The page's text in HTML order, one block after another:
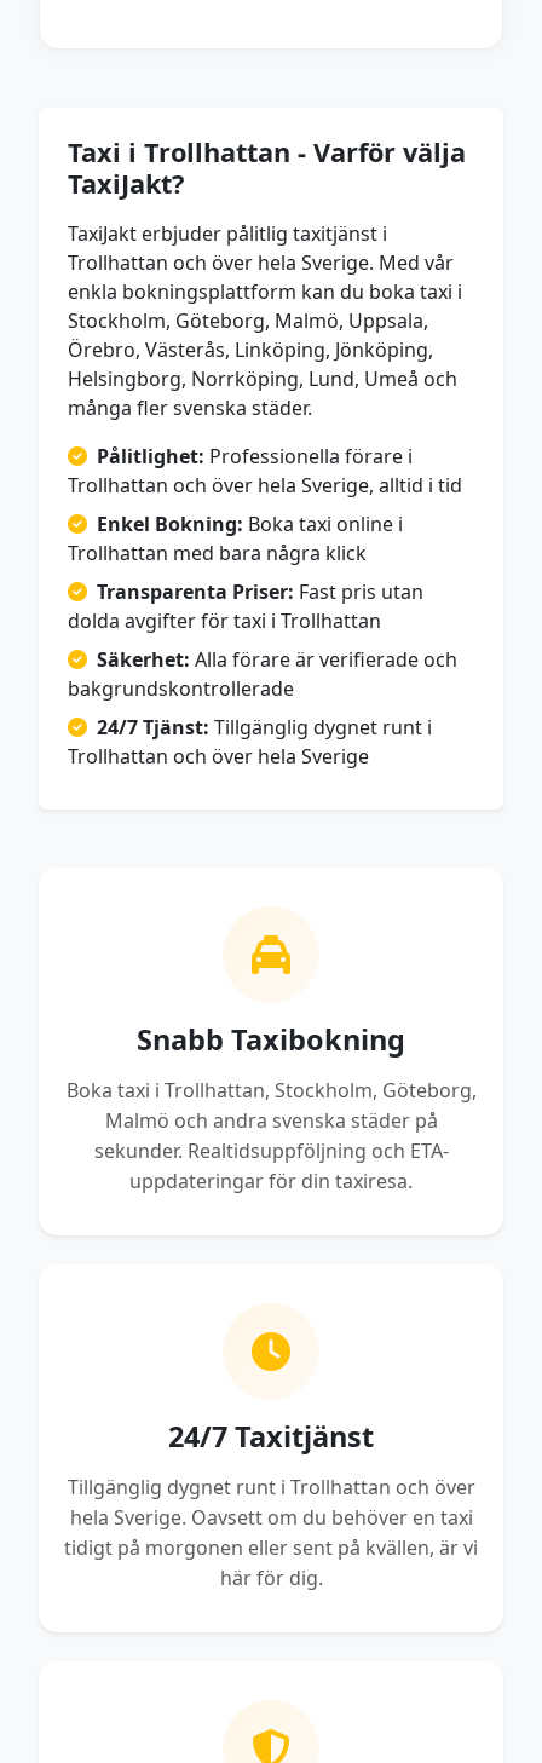
Taxi i Trollhattan - Varför välja
TaxiJakt?
TaxiJakt erbjuder pålitlig taxitjänst i
Trollhattan och över hela Sverige. Med vår
enkla bokningsplattform kan du boka taxi i
Stockholm, Göteborg, Malmö, Uppsala,
Örebro, Västerås, Linköping, Jönköping,
Helsingborg, Norrköping, Lund, Umeå och
många fler svenska städer.
Pålitlighet: Professionella förare i
Trollhattan och över hela Sverige, alltid i tid
Enkel Bokning: Boka taxi online i
Trollhattan med bara några klick
Transparenta Priser: Fast pris utan
dolda avgifter för taxi i Trollhattan
Säkerhet: Alla förare är verifierade och
bakgrundskontrollerade
24/7 Tjänst: Tillgänglig dygnet runt i
Trollhattan och över hela Sverige
Snabb Taxibokning
Boka taxi i Trollhattan, Stockholm, Göteborg,
Malmö och andra svenska städer på
sekunder. Realtidsuppföljning och ETA-
uppdateringar för din taxiresa.
24/7 Taxitjänst
Tillgänglig dygnet runt i Trollhattan och över
hela Sverige. Oavsett om du behöver en taxi
tidigt på morgonen eller sent på kvällen, är vi
här för dig.